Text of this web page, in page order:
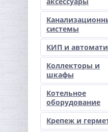
системы
КИП и
Коллекторы и
шкафы
Котельное
оборудование
Крепеж и